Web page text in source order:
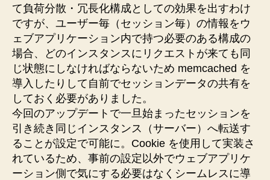
て負荷分散・冗長化構成としての効果を出すわけ
ですが、ユーザー毎（セッション毎）の情報をウ
ェブアプリケーション内で持つ必要のある構成の
場合、どのインスタンスにリクエストが来ても同
じ状態にしなければならないため memcached を
導入したりして自前でセッションデータの共有を
しておく必要がありました。
今回のアップデートで一旦始まったセッションを
引き続き同じインスタンス（サーバー）へ転送す
ることが設定で可能に。Cookie を使用して実装さ
れているため、事前の設定以外でウェブアプリケ
ーション側で気にする必要はなくシームレスに導